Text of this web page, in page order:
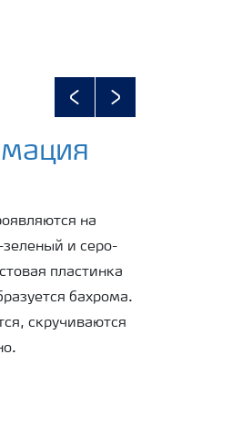
PreviousNext
на
и серо-
пластинка
бахрома.
скручиваются